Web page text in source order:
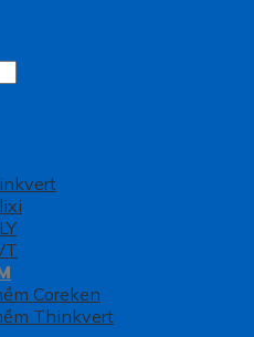
Coreken
Thinkvert